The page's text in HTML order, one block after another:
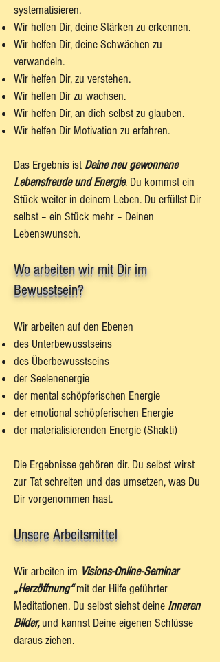
systematisieren.
Wir helfen Dir, deine Stärken zu erkennen.
Wir helfen Dir, deine Schwächen zu
verwandeln.
Wir helfen Dir, zu verstehen.
Wir helfen Dir zu wachsen.
Wir helfen Dir, an dich selbst zu glauben.
Wir helfen Dir Motivation zu erfahren.
Das Ergebnis ist Deine neu gewonnene
Lebensfreude und Energie. Du kommst ein
Stück weiter in deinem Leben. Du erfüllst Dir
selbst – ein Stück mehr – Deinen
Lebenswunsch.
Wo arbeiten wir mit Dir im
Bewusstsein?
Wir arbeiten auf den Ebenen
des Unterbewusstseins
des Überbewusstseins
der Seelenenergie
der mental schöpferischen Energie
der emotional schöpferischen Energie
der materialisierenden Energie (Shakti)
Die Ergebnisse gehören dir. Du selbst wirst
zur Tat schreiten und das umsetzen, was Du
Dir vorgenommen hast.
Unsere Arbeitsmittel
Wir arbeiten im Visions-Online-Seminar
„Herzöffnung“mit der Hilfe geführter
Meditationen. Du selbst siehst deine Inneren
Bilder,und kannst Deine eigenen Schlüsse
daraus ziehen.